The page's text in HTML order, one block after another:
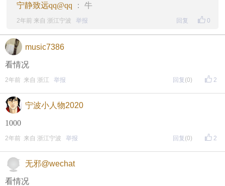
包。
• 参与方式
一、评论主题内容即可领取红包！
二、分享主题帖，阅读数达到5个即可领取红包！
（必须在手机客户端参与哦！请注意下方参与方式
）
方式一：iOS已经上线，请大家在苹果手机APP Store页
面搜索下载
方式二 ：安卓系统已经上线，请大家在安卓应用市场
宁静致远qq@qq ： 牛
0
2年前 来自 浙江宁波 举报 回复
music7386
看情况
2
2年前 来自 浙江 举报 回复 (0)
宁波小人物2020
1000
2
2年前 来自 浙江宁波 举报 回复 (0)
无邪@wechat
看情况